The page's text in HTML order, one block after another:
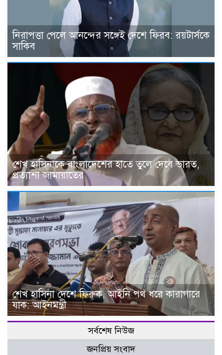
নিরাপত্তা পেলে আনন্দের সঙ্গেই দেশে ফিরব: রয়টার্সকে
সাকিব
শেখ হাসিনাকে বাংলাদেশের হাতে তুলে দেবে ভারত,
প্রত্যাশা জামায়াতের
শেখ হাসিনা দেশে ফিরুক, আইনি পথ ধরে কারাগারে
যাক: আইনমন্ত্রী
সর্বশেষ নিউজ
জনপ্রিয় সংবাদ